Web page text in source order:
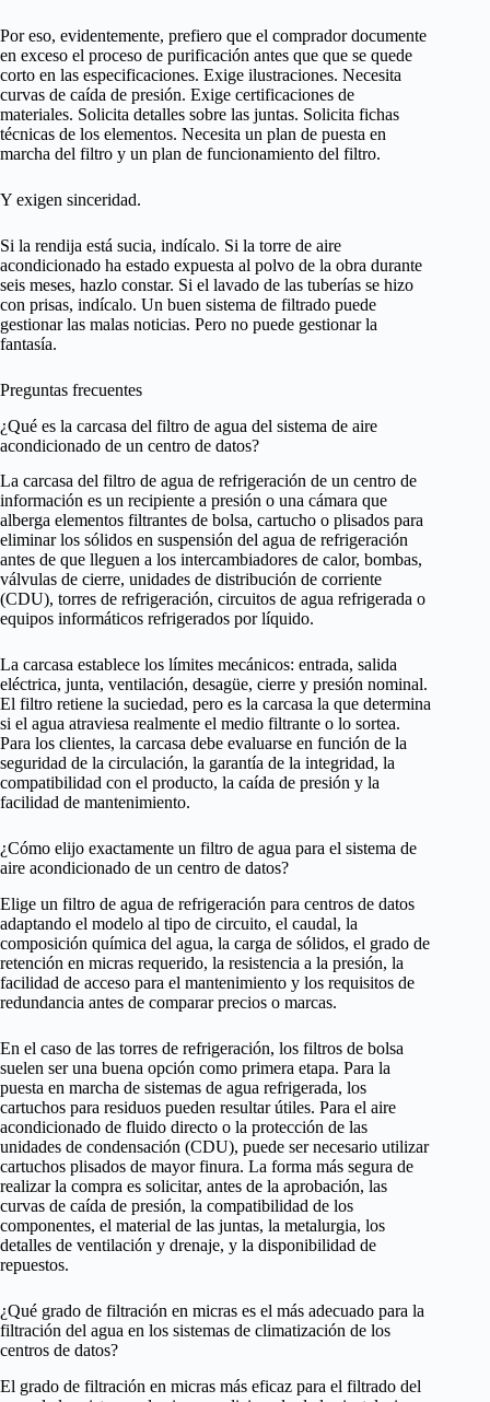
Por eso, evidentemente, prefiero que el comprador documente
en exceso el proceso de purificación antes que que se quede
corto en las especificaciones. Exige ilustraciones. Necesita
curvas de caída de presión. Exige certificaciones de
materiales. Solicita detalles sobre las juntas. Solicita fichas
técnicas de los elementos. Necesita un plan de puesta en
marcha del filtro y un plan de funcionamiento del filtro.
Y exigen sinceridad.
Si la rendija está sucia, indícalo. Si la torre de aire
acondicionado ha estado expuesta al polvo de la obra durante
seis meses, hazlo constar. Si el lavado de las tuberías se hizo
con prisas, indícalo. Un buen sistema de filtrado puede
gestionar las malas noticias. Pero no puede gestionar la
fantasía.
Preguntas frecuentes
¿Qué es la carcasa del filtro de agua del sistema de aire
acondicionado de un centro de datos?
La carcasa del filtro de agua de refrigeración de un centro de
información es un recipiente a presión o una cámara que
alberga elementos filtrantes de bolsa, cartucho o plisados para
eliminar los sólidos en suspensión del agua de refrigeración
antes de que lleguen a los intercambiadores de calor, bombas,
válvulas de cierre, unidades de distribución de corriente
(CDU), torres de refrigeración, circuitos de agua refrigerada o
equipos informáticos refrigerados por líquido.
La carcasa establece los límites mecánicos: entrada, salida
eléctrica, junta, ventilación, desagüe, cierre y presión nominal.
El filtro retiene la suciedad, pero es la carcasa la que determina
si el agua atraviesa realmente el medio filtrante o lo sortea.
Para los clientes, la carcasa debe evaluarse en función de la
seguridad de la circulación, la garantía de la integridad, la
compatibilidad con el producto, la caída de presión y la
facilidad de mantenimiento.
¿Cómo elijo exactamente un filtro de agua para el sistema de
aire acondicionado de un centro de datos?
Elige un filtro de agua de refrigeración para centros de datos
adaptando el modelo al tipo de circuito, el caudal, la
composición química del agua, la carga de sólidos, el grado de
retención en micras requerido, la resistencia a la presión, la
facilidad de acceso para el mantenimiento y los requisitos de
redundancia antes de comparar precios o marcas.
En el caso de las torres de refrigeración, los filtros de bolsa
suelen ser una buena opción como primera etapa. Para la
puesta en marcha de sistemas de agua refrigerada, los
cartuchos para residuos pueden resultar útiles. Para el aire
acondicionado de fluido directo o la protección de las
unidades de condensación (CDU), puede ser necesario utilizar
cartuchos plisados de mayor finura. La forma más segura de
realizar la compra es solicitar, antes de la aprobación, las
curvas de caída de presión, la compatibilidad de los
componentes, el material de las juntas, la metalurgia, los
detalles de ventilación y drenaje, y la disponibilidad de
repuestos.
¿Qué grado de filtración en micras es el más adecuado para la
filtración del agua en los sistemas de climatización de los
centros de datos?
El grado de filtración en micras más eficaz para el filtrado del